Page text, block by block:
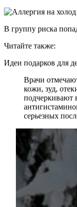
В группу риска
Читайте также:
Идеи подарков для
Врачи
кожи, зуд,
подчеркивают
серьезных